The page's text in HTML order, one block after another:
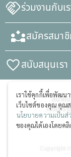
ร่วมงานกับเ
สมัครสมา
สนับสนุนเรา
สมาค
ในพระร
Copyright
เราใช้คุกกี้เพื่อพัฒน
เว็บไซต์ของคุณ คุณ
นโยบายความเป็นส่
ของคุณได้เองโดยค